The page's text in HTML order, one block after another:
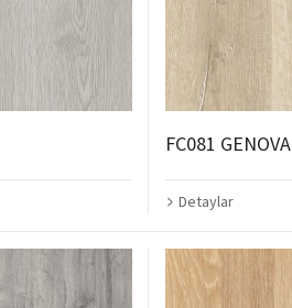
FC081 GENOVA
Detaylar